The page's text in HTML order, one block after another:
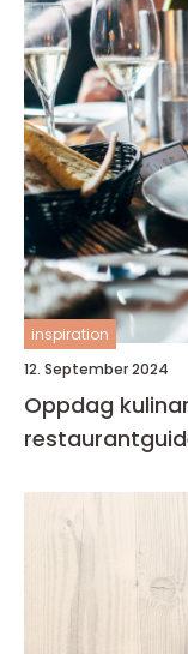
inspiration
12. September 2024
Oppdag